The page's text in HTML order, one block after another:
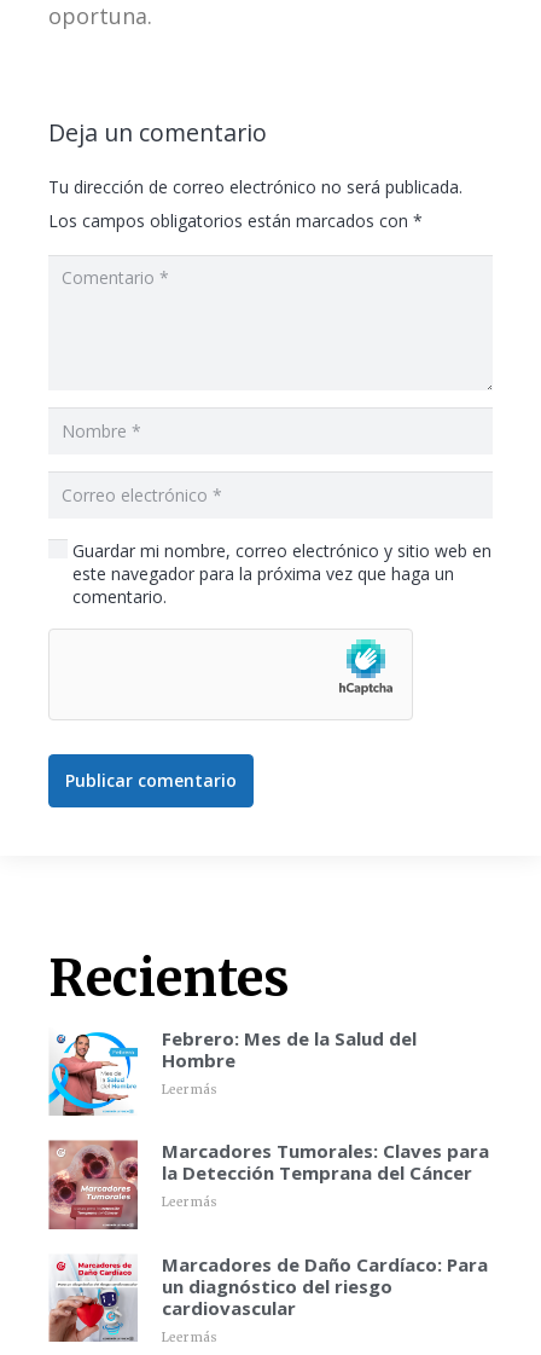
oportuna.
Deja un comentario
Tu dirección de correo electrónico no será publicada.
Los campos obligatorios están marcados con *
Guardar mi nombre, correo electrónico y sitio web en
este navegador para la próxima vez que haga un
comentario.
Publicar comentario
Recientes
Febrero: Mes de la Salud del
Hombre
Leer más
Marcadores Tumorales: Claves para
la Detección Temprana del Cáncer
Leer más
Marcadores de Daño Cardíaco: Para
un diagnóstico del riesgo
cardiovascular
Leer más